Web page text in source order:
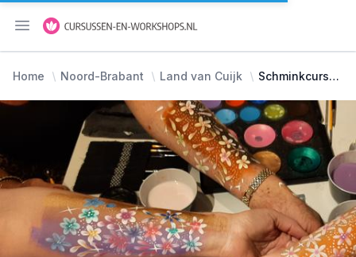
Menu openen
Home Noord-Brabant Land van Cuijk Schminkcursus voor beginnende schminkers